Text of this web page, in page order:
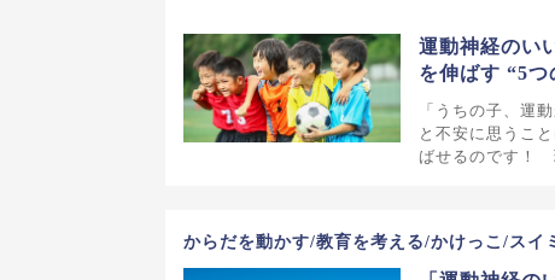
運動神経のい
を伸ばす “5つ
「うちの子、運
と不安に思うこ
ばせるのです！
からだを動かす/教育を考える/かけっこ/ス